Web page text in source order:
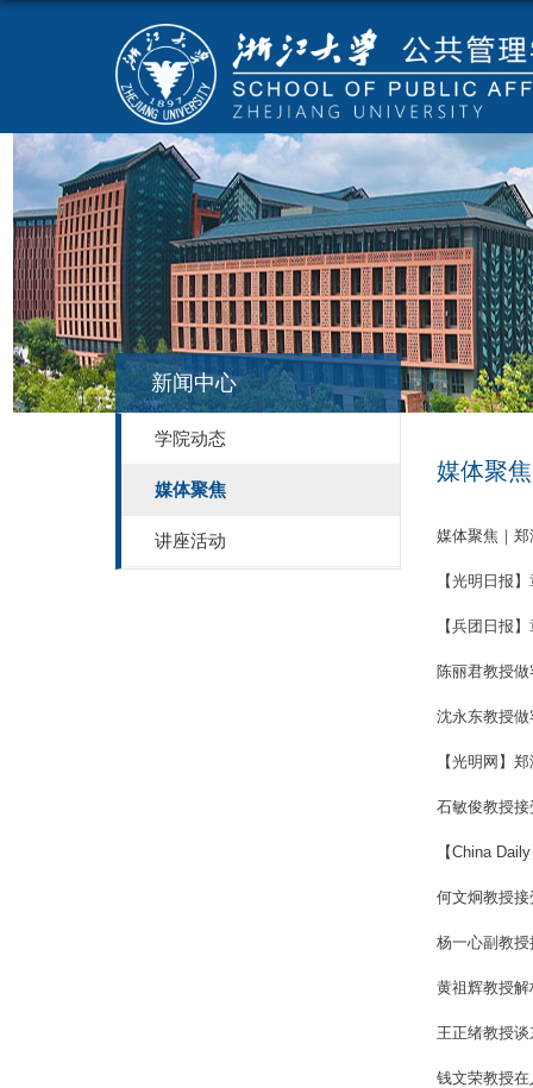
新闻中心
学院动态
媒体聚焦
讲座活动
媒体聚焦
媒体聚焦｜
【光明日报
【兵团日报
陈丽君教授
沈永东教授
【光明网】
石敏俊教授
【China
何文炯教授
杨一心副教
黄祖辉教授
王正绪教授
钱文荣教授在